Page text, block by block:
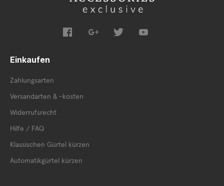
Einkaufen
Zahlungsarten
Versandarten & -kosten
Widerrufsrecht
Hilfe / FAQ
Klassischen Gürtel kürzen
Automatikgürtel kürzen